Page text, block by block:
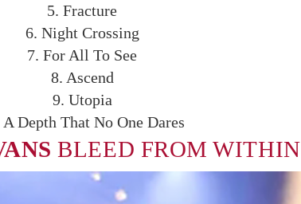
5. Fracture
6. Night Crossing
7. For All To See
8. Ascend
9. Utopia
A Depth That No One Dares
BLEED FROM WITHIN